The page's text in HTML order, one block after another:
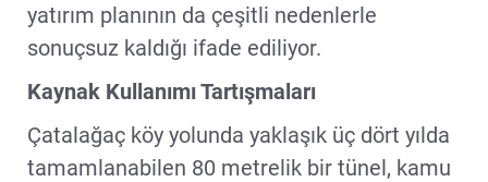
yatırım planının da çeşitli nedenlerle
sonuçsuz kaldığı ifade ediliyor.
Kaynak Kullanımı Tartışmaları
Çatalağaç köy yolunda yaklaşık üç dört yılda
tamamlanabilen 80 metrelik bir tünel, kamu